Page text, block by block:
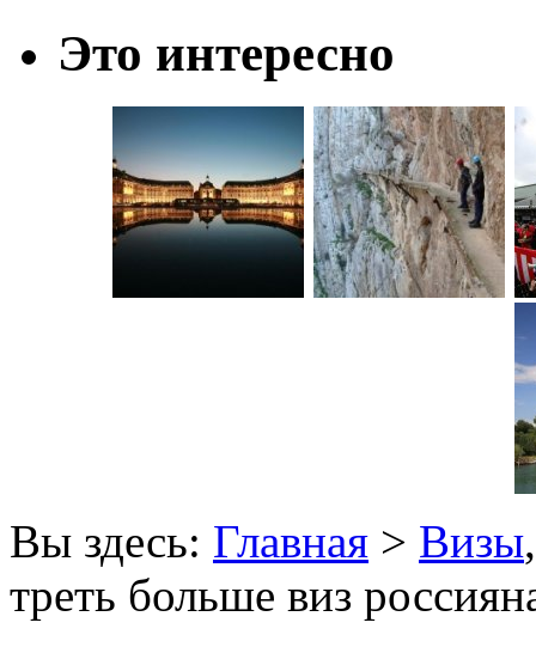
Это интересно
Вы здесь: Главная > Визы
треть больше виз